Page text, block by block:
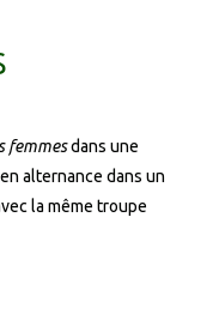
femmesdans une
alternance dans un
la même troupe